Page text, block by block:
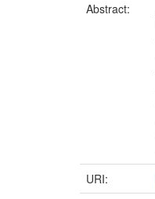
Abstract:
URI: